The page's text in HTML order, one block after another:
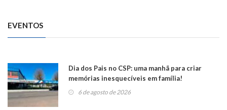
EVENTOS
Dia dos Pais no CSP: uma manhã para criar
memórias inesquecíveis em família!
6 de agosto de 2026